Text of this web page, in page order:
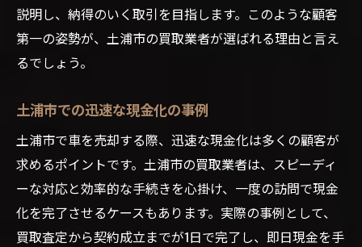
説明し、納得のいく取引を目指します。このような顧客
第一の姿勢が、土浦市の買取業者が選ばれる理由と言え
るでしょう。
土浦市での迅速な現金化の事例
土浦市で車を売却する際、迅速な現金化は多くの顧客が
求めるポイントです。土浦市の買取業者は、スピーディ
ーな対応と効率的な手続きを心掛け、一度の訪問で現金
化を完了させるケースもあります。実際の事例として、
買取査定から契約成立までが1日で完了し、即日現金を手